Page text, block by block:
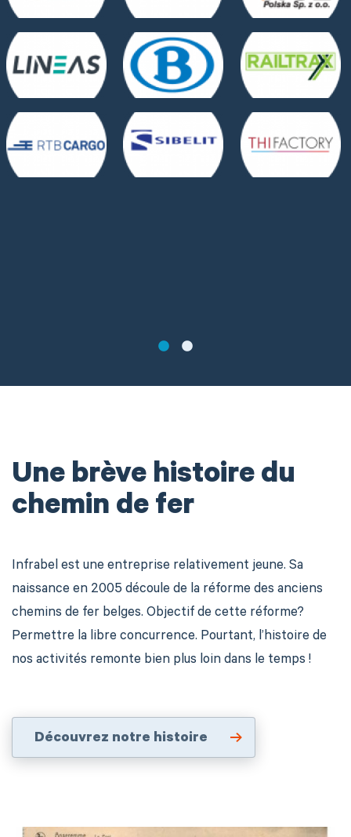
Une brève histoire du
chemin de fer
Infrabel est une entreprise relativement jeune. Sa
naissance en 2005 découle de la réforme des anciens
chemins de fer belges. Objectif de cette réforme?
Permettre la libre concurrence. Pourtant, l’histoire de
nos activités remonte bien plus loin dans le temps !
Découvrez notre histoire